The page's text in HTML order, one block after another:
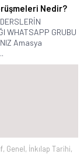
Nedir?
WHATSAPP GRUBU
Amasya
, Genel, İnkılap Tarihi,